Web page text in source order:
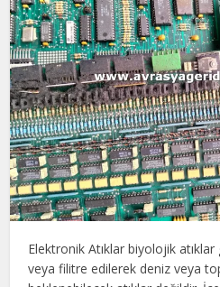
Elektronik Atıklar biyolojik
veya filitre edilerek deniz veya